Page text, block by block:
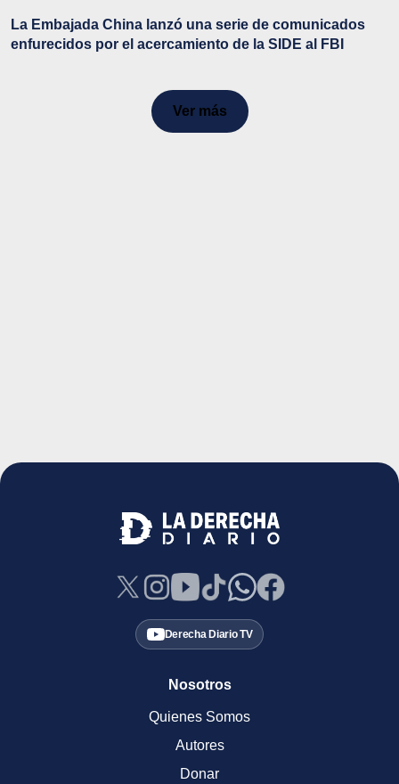
La Embajada China lanzó una serie de comunicados
enfurecidos por el acercamiento de la SIDE al FBI
Ver más
Derecha Diario TV
Nosotros
Quienes Somos
Autores
Donar